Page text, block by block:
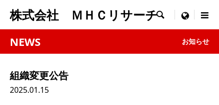
株式会社 ＭＨＣリサーチ menu
NEWS お知らせ
組織変更公告
2025.01.15